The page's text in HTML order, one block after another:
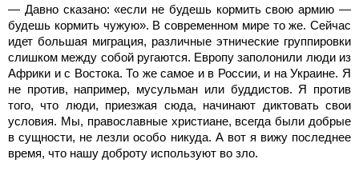
— Давно сказано: «если не будешь кормить свою армию —
будешь кормить чужую». В современном мире то же. Сейчас
идет большая миграция, различные этнические группировки
слишком между собой ругаются. Европу заполонили люди из
Африки и с Востока. То же самое и в России, и на Украине. Я
не против, например, мусульман или буддистов. Я против
того, что люди, приезжая сюда, начинают диктовать свои
условия. Мы, православные христиане, всегда были добрые
в сущности, не лезли особо никуда. А вот я вижу последнее
время, что нашу доброту используют во зло.